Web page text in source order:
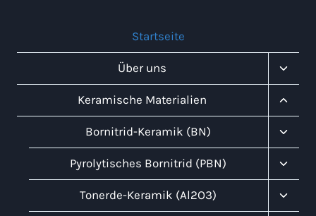
Startseite
Über uns
Keramische Materialien
Bornitrid-Keramik (BN)
Pyrolytisches Bornitrid (PBN)
Tonerde-Keramik (Al2O3)